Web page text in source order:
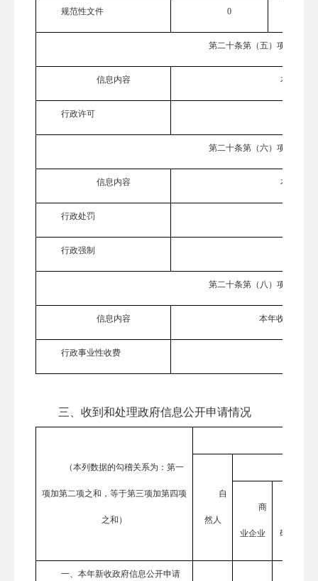
规范性文件 0
第二十条第（五）项
信息内容 本年处理
行政许可
第二十条第（六）项
信息内容 本年处理
行政处罚
行政强制
第二十条第（八）项
信息内容 本年收费金额
行政事业性收费
三、 收到和处理政府信息公开申请情况
（本列数据的勾稽关系为：第一
项加第二项之和，等于第三项加第四项
之和）
自
然人
商
业企业 研机构
一、本年新收政府信息公开申请